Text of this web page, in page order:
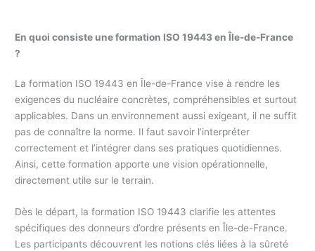
En quoi consiste une formation ISO 19443 en Île-de-France
?
La formation ISO 19443 en Île-de-France vise à rendre les
exigences du nucléaire concrètes, compréhensibles et surtout
applicables. Dans un environnement aussi exigeant, il ne suffit
pas de connaître la norme. Il faut savoir l’interpréter
correctement et l’intégrer dans ses pratiques quotidiennes.
Ainsi, cette formation apporte une vision opérationnelle,
directement utile sur le terrain.
Dès le départ, la formation ISO 19443 clarifie les attentes
spécifiques des donneurs d’ordre présents en Île-de-France.
Les participants découvrent les notions clés liées à la sûreté